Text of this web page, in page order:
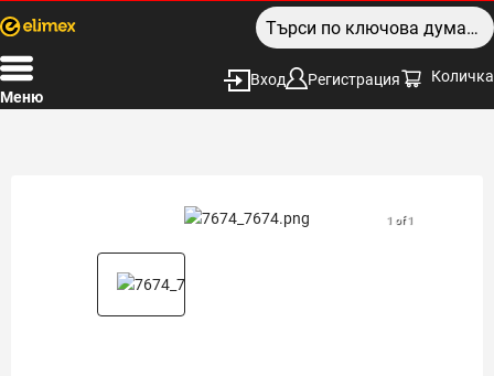
Меню
Вход Регистрация Количка
1 of 1